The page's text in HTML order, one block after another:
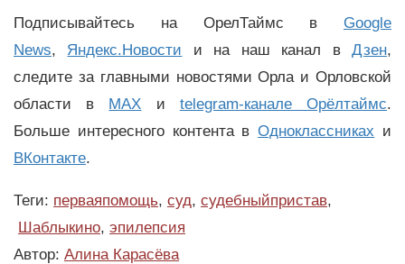
Подписывайтесь на ОрелТаймс в Google
News, Яндекс.Новости и на наш канал вДзен,
следите за главными новостями Орла и Орловской
области в MAX и telegram-канале Орёлтаймс.
Больше интересного контента вОдноклассниках и
ВКонтакте.
Теги: перваяпомощь, суд, судебныйпристав,
Шаблыкино, эпилепсия
Автор: Алина Карасёва